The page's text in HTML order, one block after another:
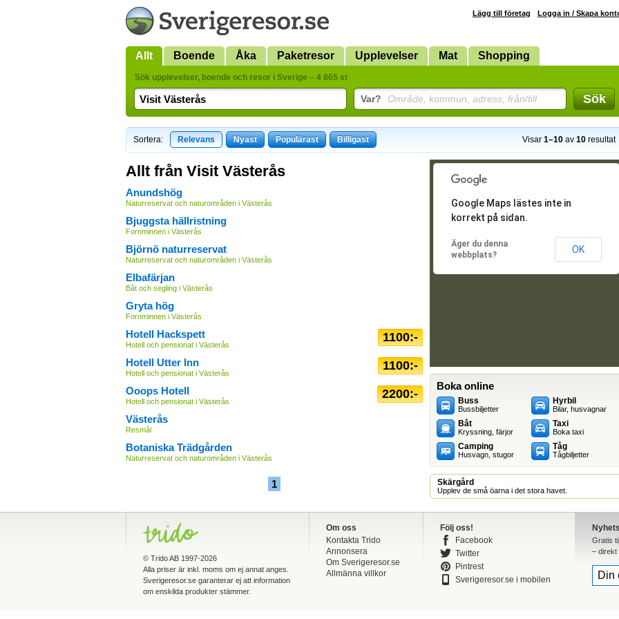
Lägg till företag Logga in / Skapa
Allt Boende Åka Paketresor Upplevelser Mat Shopping
Sök upplevelser, boende och resor i Sverige – 4 865 st
Var? Område, kommun, adress, från/till Sök
Sortera: Relevans Nyast Populärast Billigast Visar 1–10 av 10 resultat
Allt från Visit Västerås
Anundshög
Naturreservat och naturområden i Västerås
Bjuggsta hällristning
Fornminnen i Västerås
Björnö naturreservat
Naturreservat och naturområden i Västerås
Elbafärjan
Båt och segling i Västerås
Gryta hög
Fornminnen i Västerås
1100:-
Hotell Hackspett
Hotell och pensionat i Västerås
1100:-
Hotell Utter Inn
Hotell och pensionat i Västerås
2200:-
Ooops Hotell
Hotell och pensionat i Västerås
Västerås
Resmål
Botaniska Trädgården
Naturreservat och naturområden i Västerås
1
Google Maps lästes inte in
korrekt på sidan.
Äger du denna
webbplats?
OK
Boka online
Buss
Bussbiljetter
Båt
Kryssning, färjor
Camping
Husvagn, stugor
Hyrbil
Bilar, husvagnar
Taxi
Boka taxi
Tåg
Tågbiljetter
Skärgård
Upplev de små öarna i det stora havet.
© Trido AB 1997-2026
Alla priser är inkl. moms om ej annat anges.
Sverigeresor.se garanterar ej att information
om enskilda produkter stämmer.
Om oss
Kontakta Trido
Annonsera
Om Sverigeresor.se
Allmänna villkor
Följ oss!
Facebook
Twitter
Pintrest
Sverigeresor.se i mobilen
Gratis
– direkt